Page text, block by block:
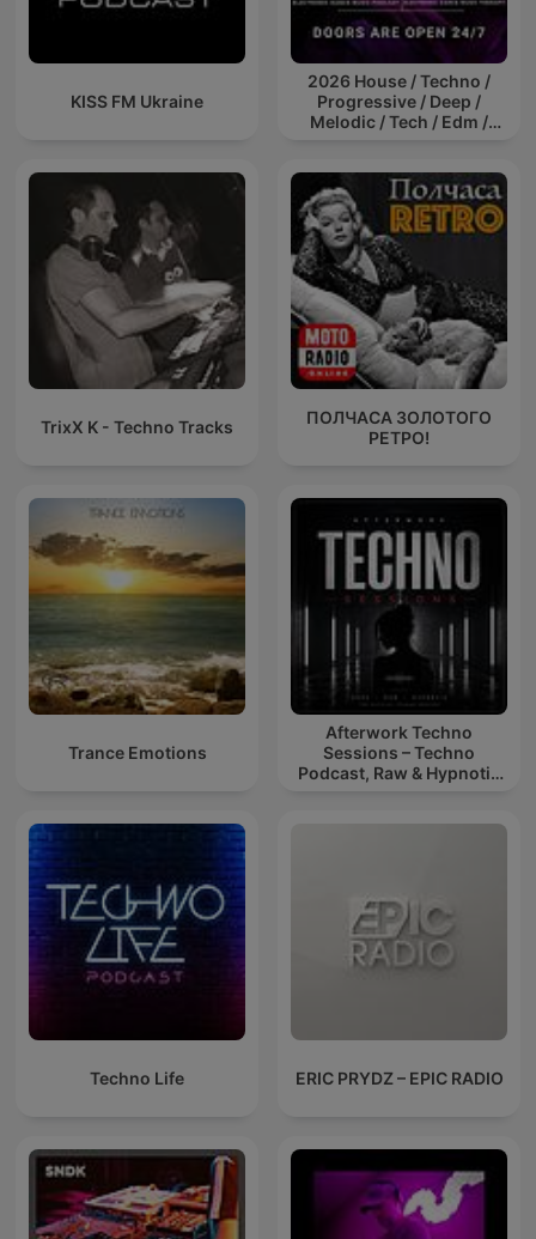
KISS FM Ukraine
2026 House / Techno /
Progressive / Deep /
Melodic / Tech / Edm /
Dance Musi
TrixX K - Techno Tracks
ПОЛЧАСА ЗОЛОТОГО
РЕТРО!
Trance Emotions
Afterwork Techno
Sessions – Techno
Podcast, Raw & Hypnotic
Techno Life ERIC PRYDZ – EPIC RADIO